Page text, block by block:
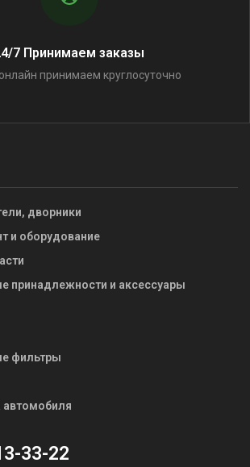
7 Принимаем заказы
принимаем круглосуточно
дворники
и оборудование
принадлежности и аксессуары
фильтры
автомобиля
33-22